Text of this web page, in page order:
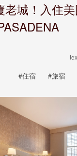
老城！入住
#住宿 #旅宿